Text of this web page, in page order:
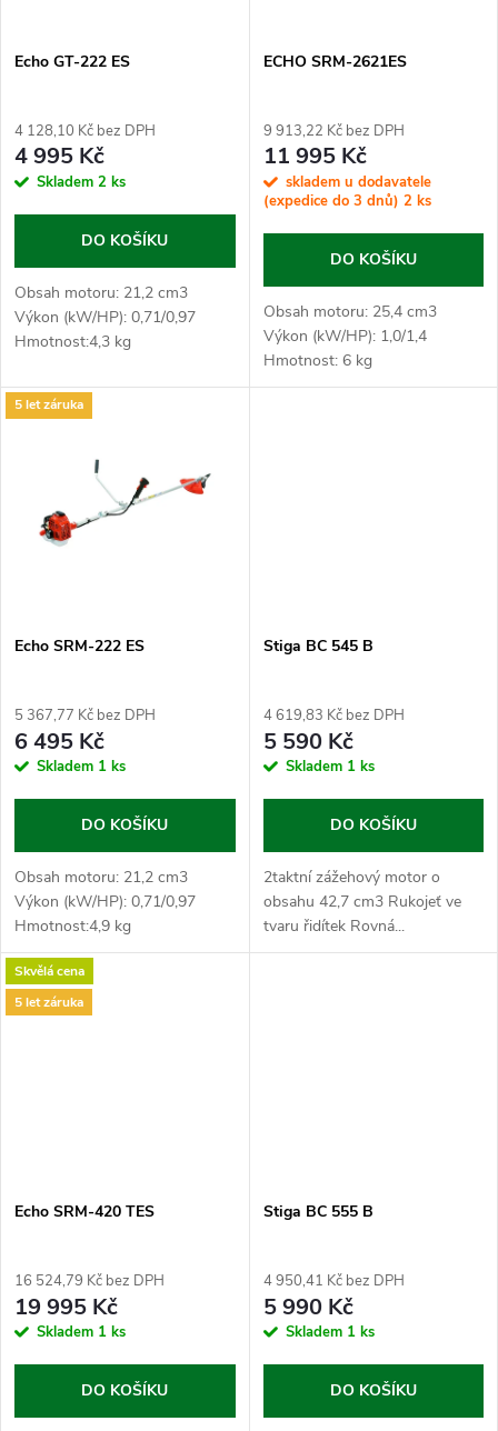
p
r
o
u
k
t
s
r
o
d
u
k
t
Echo GT-222 ES
4 128,10 Kč bez DPH
4 995 Kč
Skladem 2 ks
DO KOŠÍKU
Obsah motoru: 21,2 cm3
Výkon (kW/HP): 0,71/0,97
Hmotnost:4,3 kg
ECHO SRM-2621ES
9 913,22 Kč bez DPH
11 995 Kč
skladem u dodavatele
(expedice do 3 dnů) 2 ks
DO KOŠÍKU
Obsah motoru: 25,4 cm3
Výkon (kW/HP): 1,0/1,4
Hmotnost: 6 kg
5 let záruka
Echo SRM-222 ES
5 367,77 Kč bez DPH
6 495 Kč
Skladem 1 ks
DO KOŠÍKU
Obsah motoru: 21,2 cm3
Výkon (kW/HP): 0,71/0,97
Hmotnost:4,9 kg
Stiga BC 545 B
4 619,83 Kč bez DPH
5 590 Kč
Skladem 1 ks
DO KOŠÍKU
2taktní zážehový motor o
obsahu 42,7 cm3 Rukojeť ve
tvaru řidítek Rovná...
Skvělá cena
5 let záruka
Echo SRM-420 TES
16 524,79 Kč bez DPH
19 995 Kč
Skladem 1 ks
DO KOŠÍKU
Stiga BC 555 B
4 950,41 Kč bez DPH
5 990 Kč
Skladem 1 ks
DO KOŠÍKU